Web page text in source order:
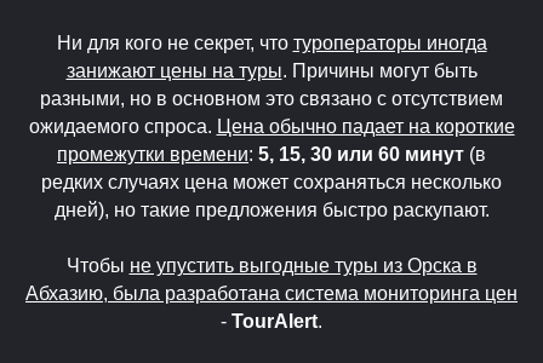
Ни для кого не секрет, что туроператоры иногда
занижают цены на туры. Причины могут быть
разными, но в основном это связано с отсутствием
ожидаемого спроса. Цена обычно падает на короткие
промежутки времени: 5, 15, 30 или 60 минут (в
редких случаях цена может сохраняться несколько
дней), но такие предложения быстро раскупают.
Чтобы не упустить выгодные туры из Орска в
Абхазию, была разработана система мониторинга цен
- TourAlert.